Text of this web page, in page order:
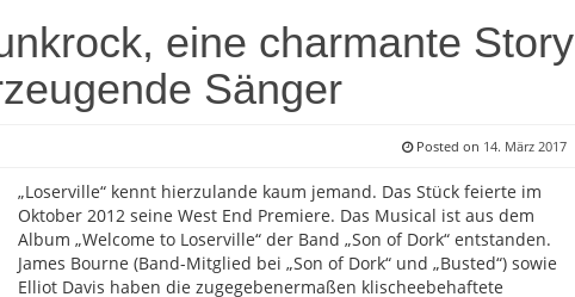
eine charmante Story
Sänger
Posted on 14. März 2017
„Loserville“ kennt hierzulande kaum jemand. Das Stück feierte im
Oktober 2012 seine West End Premiere. Das Musical ist aus dem
Album „Welcome to Loserville“ der Band „Son of Dork“ entstanden.
James Bourne (Band-Mitglied bei „Son of Dork“ und „Busted“) sowie
Elliot Davis haben die zugegebenermaßen klischeebehaftete